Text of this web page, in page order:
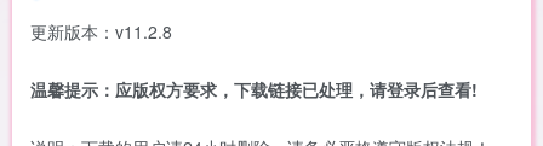
更新版本：v11.2.8
温馨提示： 应版权方要求，下载链接已处理，请登录后查看!